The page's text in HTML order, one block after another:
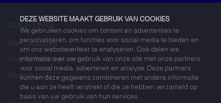
DEZE WEBSITE MAAKT GEBRUIK VAN COOKIES
We gebruiken cookies om content en advertenties te
personaliseren, om functies voor social media te bieden en
om ons websiteverkeer te analyseren. Ook delen we
informatie over uw gebruik van onze site met onze partners
voor social media, adverteren en analyse. Deze partners
kunnen deze gegevens combineren met andere informatie
die u aan ze heeft verstrekt of die ze hebben verzameld op
basis van uw gebruik van hun services.
Alle vacatures
Voor opdrachtgevers
Werken bij FITZ